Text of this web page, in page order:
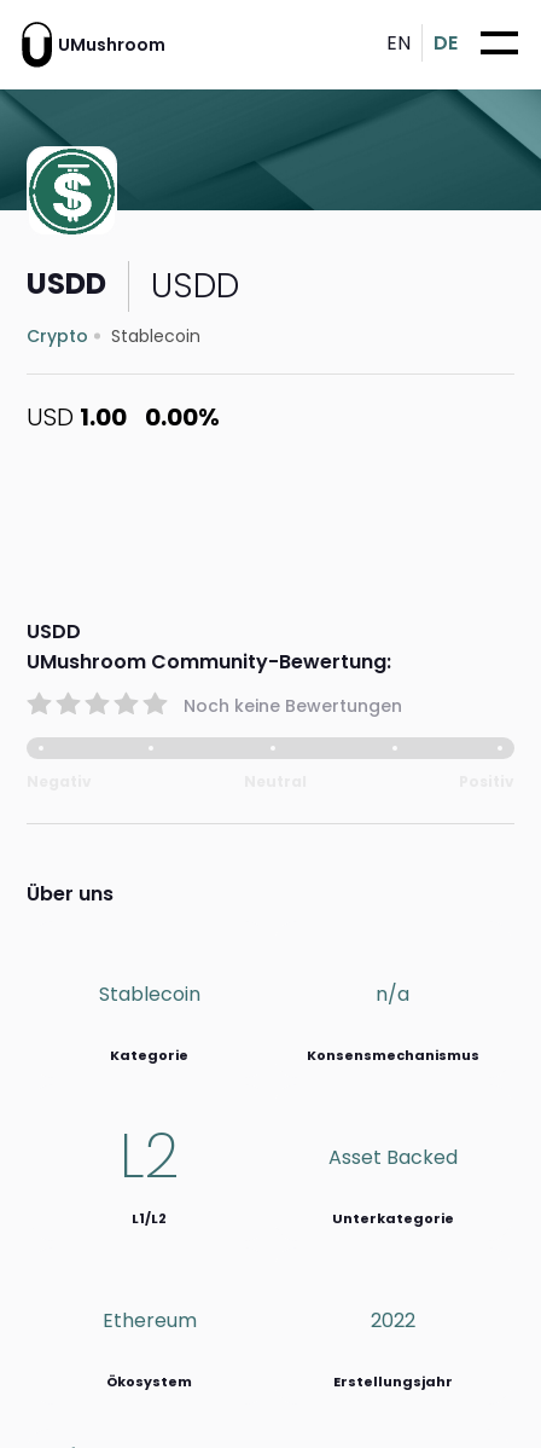
UMushroom EN DE
USDD USDD
Crypto Stablecoin
USD 1.00 0.00%
USDD
UMushroom Community-Bewertung:
Noch keine Bewertungen
Über uns
Stablecoin
Kategorie
n/a
Konsensmechanismus
L2
L1/L2
Asset Backed
Unterkategorie
Ethereum
Ökosystem
2022
Erstellungsjahr